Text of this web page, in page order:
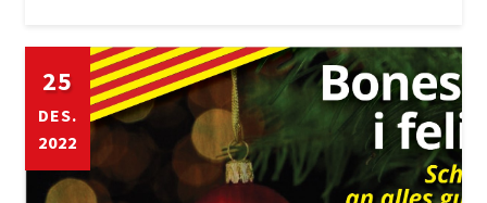
25
DES.
2022